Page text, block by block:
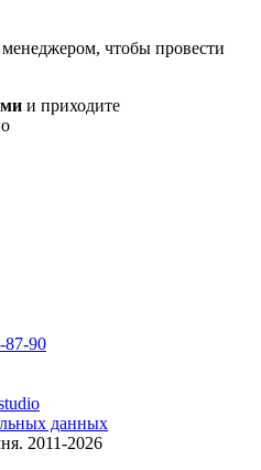
чтобы провести
и приходите
87-90
данных
2011-2026